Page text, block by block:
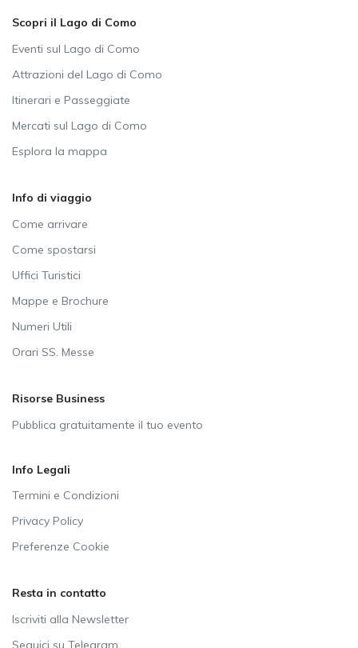
Scopri il Lago di Como
Eventi sul Lago di Como
Attrazioni del Lago di Como
Itinerari e Passeggiate
Mercati sul Lago di Como
Esplora la mappa
Info di viaggio
Come arrivare
Come spostarsi
Uffici Turistici
Mappe e Brochure
Numeri Utili
Orari SS. Messe
Risorse Business
Pubblica gratuitamente il tuo evento
Info Legali
Termini e Condizioni
Privacy Policy
Preferenze Cookie
Resta in contatto
Iscriviti alla Newsletter
Seguici su Telegram